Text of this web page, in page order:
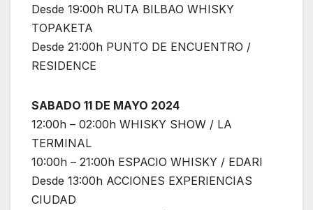
Desde 19:00h RUTA BILBAO WHISKY
TOPAKETA
Desde 21:00h PUNTO DE ENCUENTRO /
RESIDENCE
SABADO 11 DE MAYO 2024
12:00h – 02:00h WHISKY SHOW / LA
TERMINAL
10:00h – 21:00h ESPACIO WHISKY / EDARI
Desde 13:00h ACCIONES EXPERIENCIAS
CIUDAD